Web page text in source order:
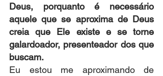
Deus, porquanto é necessário
aquele que se aproxima de Deus
creia que Ele existe e se torne
galardoador, presenteador dos que
buscam.
Eu estou me aproximando de